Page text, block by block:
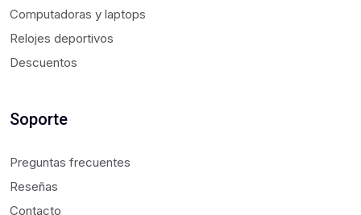
Mikrotik
Ups
Ventilador
Vsol
Computadoras y laptops
Relojes deportivos
Descuentos
Soporte
Preguntas frecuentes
Reseñas
Contacto